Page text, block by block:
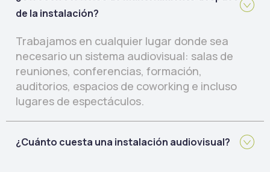
de la instalación?
Trabajamos en cualquier lugar donde sea
necesario un sistema audiovisual: salas de
reuniones, conferencias, formación,
auditorios, espacios de coworking e incluso
lugares de espectáculos.
¿Cuánto cuesta una instalación audiovisual?